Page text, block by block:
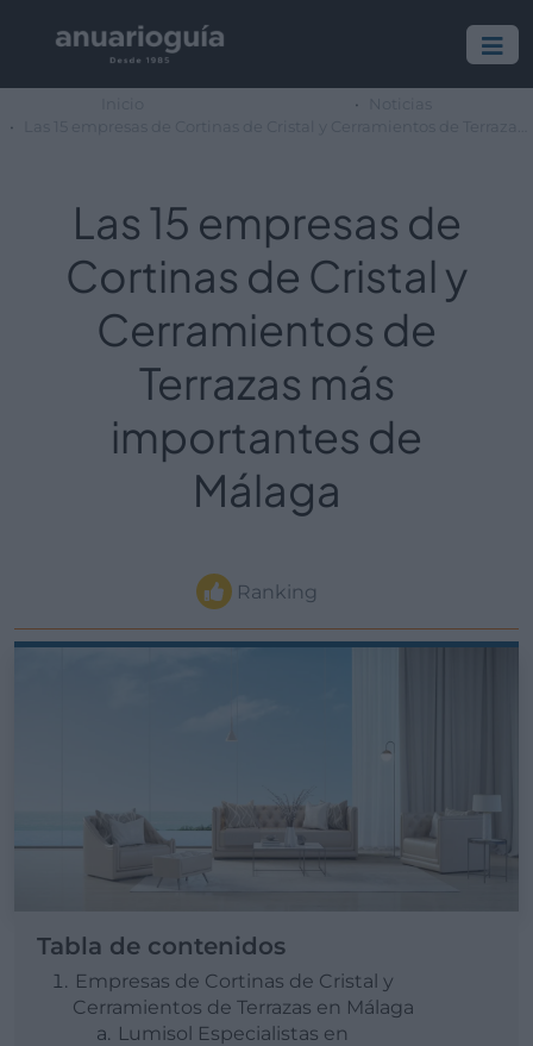
Las 15 empresas de
Cortinas de Cristal y
Cerramientos de
Terrazas más
importantes de
Málaga
Ranking
Tabla de contenidos
Empresas de Cortinas de Cristal y
Cerramientos de Terrazas en Málaga
Lumisol Especialistas en